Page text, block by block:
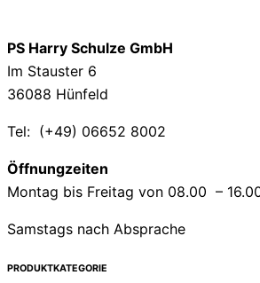
PS Harry Schulze GmbH
Im Stauster 6
36088 Hünfeld
Tel: (+49) 06652 8002
Öffnungzeiten
Montag bis Freitag von 08.00 –
Samstags nach Absprache
PRODUKTKATEGORIE